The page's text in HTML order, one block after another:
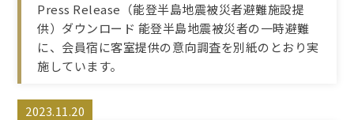
Press Release（能登半島地震被災者避難施設提
供）ダウンロード 能登半島地震被災者の一時避難
に、会員宿に客室提供の意向調査を別紙のとおり実
施しています。
2023.11.20